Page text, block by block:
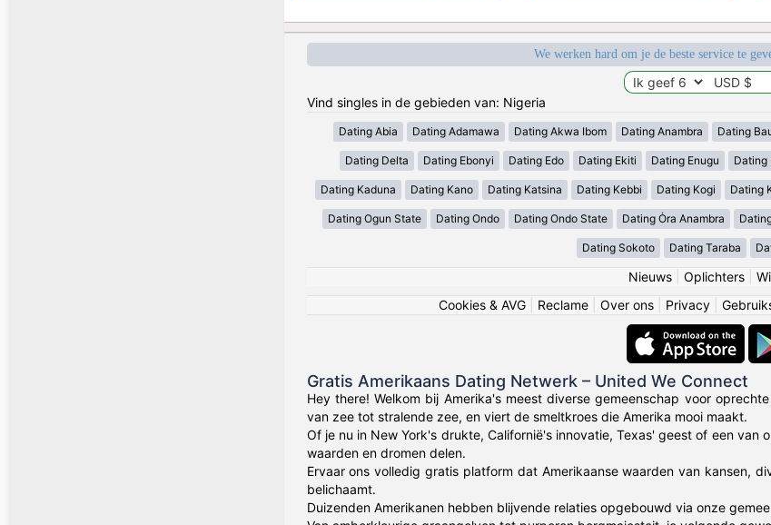
We werken hard om je de beste service te
Vind singles in de gebieden van: Nigeria
Dating Abia Dating Adamawa Dating Akwa Ibom Dating Anambra Dating
Dating Delta Dating Ebonyi Dating Edo Dating Ekiti Dating Enugu Dating
Dating Kaduna Dating Kano Dating Katsina Dating Kebbi Dating Kogi Dating
Dating Ogun State Dating Ondo Dating Ondo State Dating Ȯra Anambra
Dating Sokoto Dating Taraba
Nieuws| Oplichters|
Cookies & AVG
Reclame Over ons Privacy
Gratis Amerikaans Dating Netwerk – United We Connect
Hey there! Welkom bij Amerika's meest diverse gemeenschap voor
van zee tot stralende zee, en viert de smeltkroes die Amerika mooi maakt.
Of je nu in New York's drukte, Californië's innovatie, Texas' geest of een
waarden en dromen delen.
Ervaar ons volledig gratis platform dat Amerikaanse waarden van kansen,
belichaamt.
Duizenden Amerikanen hebben blijvende relaties opgebouwd via onze